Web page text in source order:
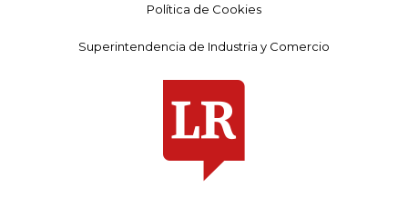
Política de Cookies
Superintendencia de Industria y Comercio